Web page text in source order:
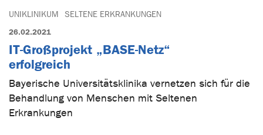
UNIKLINIKUM SELTENE ERKRANKUNGEN
26.02.2021
IT-Großprojekt „BASE-Netz“
erfolgreich
Bayerische Universitätsklinika vernetzen sich für die
Behandlung von Menschen mit Seltenen
Erkrankungen